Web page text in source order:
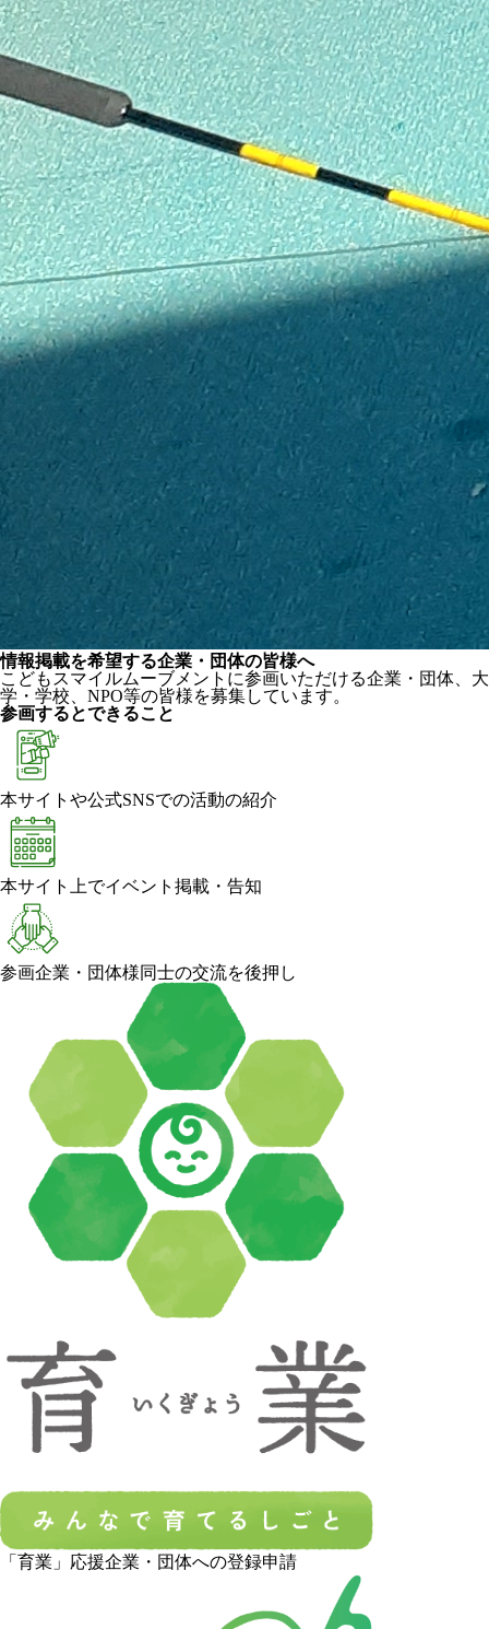
情報掲載を希望する企業・団体の皆様へ
こどもスマイルムーブメントに参画いただける企業・団体、大
学・学校、NPO等の皆様を募集しています。
参画するとできること
本サイトや公式SNSでの活動の紹介
本サイト上でイベント掲載・告知
参画企業・団体様同士の交流を後押し
「育業」応援企業・団体への登録申請